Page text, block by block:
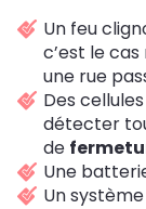
Un feu
c’est le
une rue
Des
détecter
de
Une
Un